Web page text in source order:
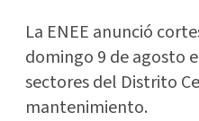
La ENEE anunció
domingo 9 de agosto
sectores del Distrito
mantenimiento.